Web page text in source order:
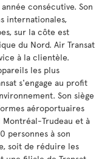
consécutive. Son
internationales,
sur la côte est
du Nord. Air Transat
à la clientèle.
les plus
s'engage au profit
Son siège
aéroportuaires
Trudeau et à
personnes à son
soit de réduire les